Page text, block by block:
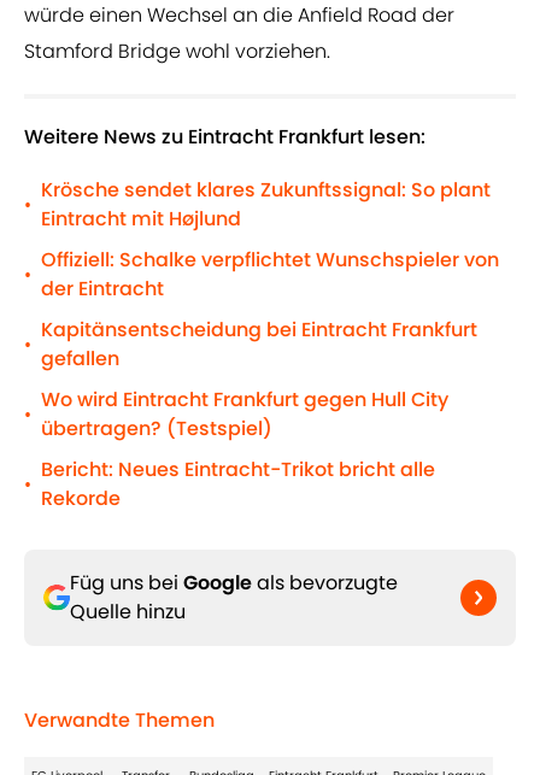
würde einen Wechsel an die Anfield Road der
Stamford Bridge wohl vorziehen.
Weitere News zu Eintracht Frankfurt lesen:
•
Krösche sendet klares Zukunftssignal: So plant
Eintracht mit Højlund
•
Offiziell: Schalke verpflichtet Wunschspieler von
der Eintracht
•
Kapitänsentscheidung bei Eintracht Frankfurt
gefallen
•
Wo wird Eintracht Frankfurt gegen Hull City
übertragen? (Testspiel)
•
Bericht: Neues Eintracht-Trikot bricht alle
Rekorde
Füg uns bei Googleals bevorzugte
Quelle hinzu
Verwandte Themen